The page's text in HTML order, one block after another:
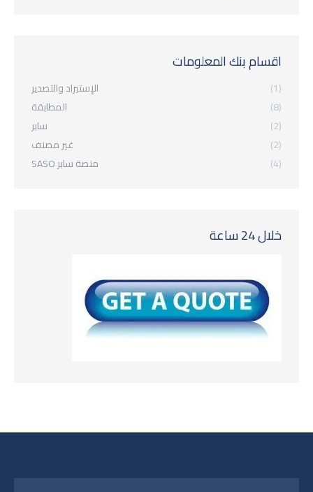
اقسام بنك المعلومات
الإستيراد والتصدير
(1)
المطابقة
(8)
سابر
(2)
غير مصنف
(2)
منصة سابر SASO
(4)
خلال 24 ساعة